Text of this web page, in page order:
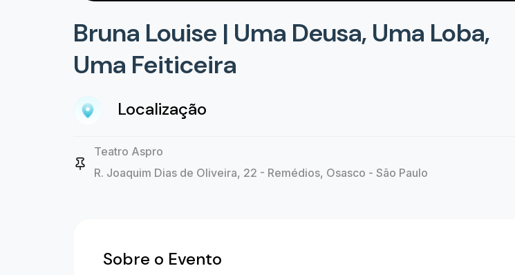
Bruna Louise | Uma Deusa, Uma Loba,
Uma Feiticeira
Localização
Teatro Aspro
R. Joaquim Dias de Oliveira, 22 - Remédios, Osasco - São Paulo
Sobre o Evento